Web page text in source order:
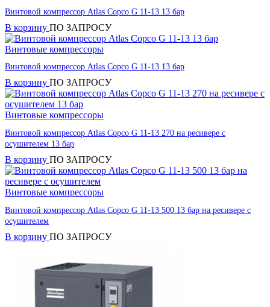
Винтовой компрессор Atlas Copco G 11-13 13 бар
В корзину ПО ЗАПРОСУ
Винтовые компрессоры
Винтовой компрессор Atlas Copco G 11-13 13 бар
В корзину ПО ЗАПРОСУ
Винтовые компрессоры
Винтовой компрессор Atlas Copco G 11-13 270 на ресивере с
осушителем 13 бар
В корзину ПО ЗАПРОСУ
Винтовые компрессоры
Винтовой компрессор Atlas Copco G 11-13 500 13 бар на ресивере с
осушителем
В корзину ПО ЗАПРОСУ